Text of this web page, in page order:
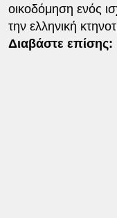
οικοδόμηση ενός
την ελληνική
Διαβάστε επίσης: